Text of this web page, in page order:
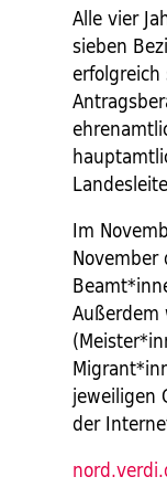
Alle vier
sieben
Im
Außerdem
jeweiligen
der